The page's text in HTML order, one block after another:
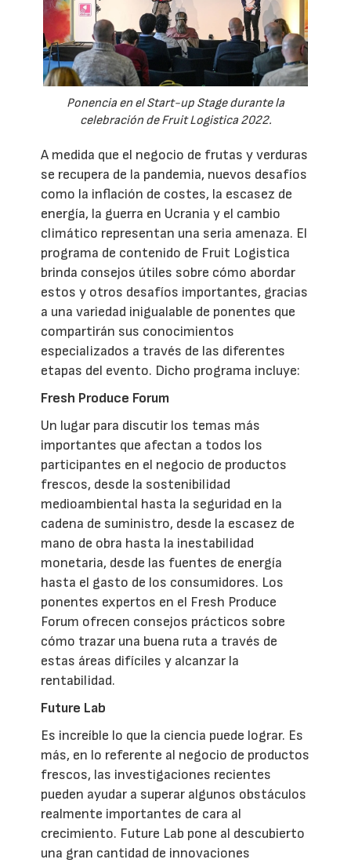
Ponencia en el Start-up Stage durante la
celebración de Fruit Logistica 2022.
A medida que el negocio de frutas y verduras
se recupera de la pandemia, nuevos desafíos
como la inflación de costes, la escasez de
energía, la guerra en Ucrania y el cambio
climático representan una seria amenaza. El
programa de contenido de Fruit Logistica
brinda consejos útiles sobre cómo abordar
estos y otros desafíos importantes, gracias
a una variedad inigualable de ponentes que
compartirán sus conocimientos
especializados a través de las diferentes
etapas del evento. Dicho programa incluye:
Fresh Produce Forum
Un lugar para discutir los temas más
importantes que afectan a todos los
participantes en el negocio de productos
frescos, desde la sostenibilidad
medioambiental hasta la seguridad en la
cadena de suministro, desde la escasez de
mano de obra hasta la inestabilidad
monetaria, desde las fuentes de energía
hasta el gasto de los consumidores. Los
ponentes expertos en el Fresh Produce
Forum ofrecen consejos prácticos sobre
cómo trazar una buena ruta a través de
estas áreas difíciles y alcanzar la
rentabilidad.
Future Lab
Es increíble lo que la ciencia puede lograr. Es
más, en lo referente al negocio de productos
frescos, las investigaciones recientes
pueden ayudar a superar algunos obstáculos
realmente importantes de cara al
crecimiento. Future Lab pone al descubierto
una gran cantidad de innovaciones